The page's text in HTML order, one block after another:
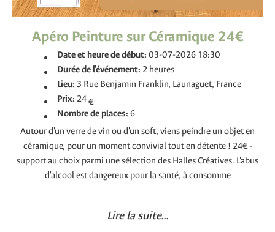
Apéro Peinture sur Céramique 24€
Date et heure de début: 03-07-2026 18:30
Durée de l'événement: 2 heures
Lieu: 3 Rue Benjamin Franklin, Launaguet, France
Prix: 24€
Nombre de places: 6
Autour d'un verre de vin ou d'un soft, viens peindre un objet en
céramique, pour un moment convivial tout en détente ! 24€ -
support au choix parmi une sélection des Halles Créatives. L'abus
d'alcool est dangereux pour la santé, à consomme
Lire la suite...